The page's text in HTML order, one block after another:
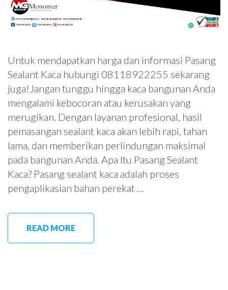
Untuk mendapatkan harga dan informasi Pasang
Sealant Kaca hubungi 08118922255 sekarang
juga!Jangan tunggu hingga kaca bangunan Anda
mengalami kebocoran atau kerusakan yang
merugikan. Dengan layanan profesional, hasil
pemasangan sealant kaca akan lebih rapi, tahan
lama, dan memberikan perlindungan maksimal
pada bangunan Anda. Apa Itu Pasang Sealant
Kaca? Pasang sealant kaca adalah proses
pengaplikasian bahan perekat …
READ MORE